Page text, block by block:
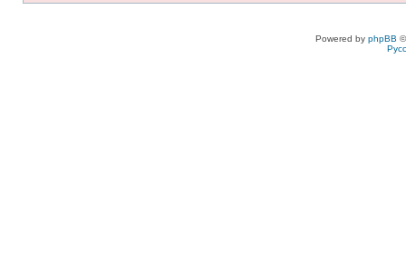
Powered by phpBB